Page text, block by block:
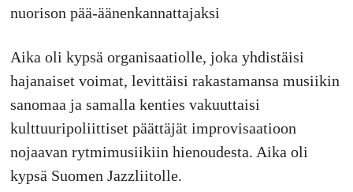
nuorison pää-äänenkannattajaksi
Aika oli kypsä organisaatiolle, joka yhdistäisi
hajanaiset voimat, levittäisi rakastamansa musiikin
sanomaa ja samalla kenties vakuuttaisi
kulttuuripoliittiset päättäjät improvisaatioon
nojaavan rytmimusiikiin hienoudesta. Aika oli
kypsä Suomen Jazzliitolle.